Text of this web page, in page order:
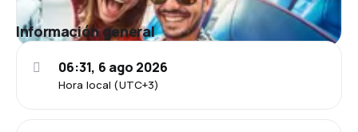
Información general
Hora local (UTC+3)
06:31, 6 ago 2026